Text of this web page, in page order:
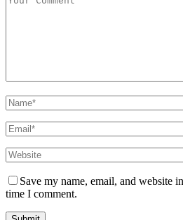
Save my name, email, and website
time I comment.